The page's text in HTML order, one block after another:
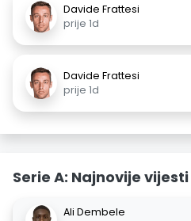
Davide Frattesi
prije 1d
Davide Frattesi
prije 1d
Serie A: Najnovije vijesti
Ali Dembele